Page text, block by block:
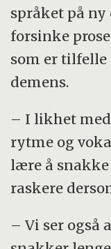
språket på ny
forsinke
som er tilfelle
demens.
– I likhet
rytme og
lære å
raskere
– Vi ser også